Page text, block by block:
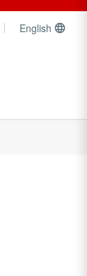
English